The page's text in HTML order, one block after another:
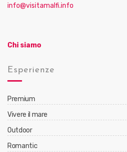
info@visitamalfi.info
Chi siamo
Esperienze
Premium
Vivere il mare
Outdoor
Romantic